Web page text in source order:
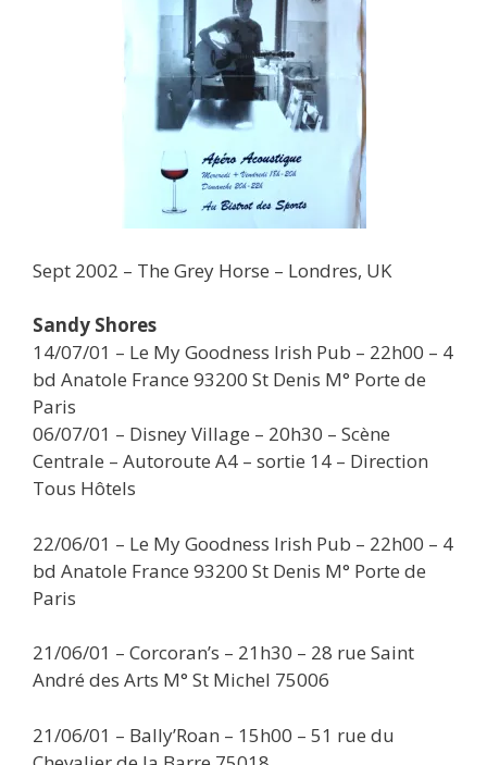
Sept 2002 – The Grey Horse – Londres, UK
Sandy Shores
14/07/01 – Le My Goodness Irish Pub – 22h00 – 4
bd Anatole France 93200 St Denis M° Porte de
Paris
06/07/01 – Disney Village – 20h30 – Scène
Centrale – Autoroute A4 – sortie 14 – Direction
Tous Hôtels
22/06/01 – Le My Goodness Irish Pub – 22h00 – 4
bd Anatole France 93200 St Denis M° Porte de
Paris
21/06/01 – Corcoran’s – 21h30 – 28 rue Saint
André des Arts M° St Michel 75006
21/06/01 – Bally’Roan – 15h00 – 51 rue du